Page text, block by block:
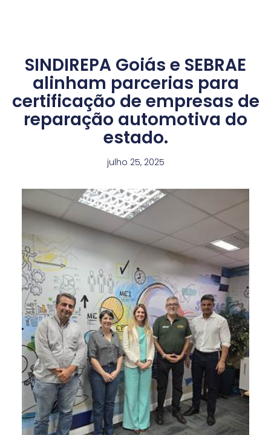
SINDIREPA Goiás e SEBRAE
alinham parcerias para
certificação de empresas de
reparação automotiva do
estado.
julho 25, 2025